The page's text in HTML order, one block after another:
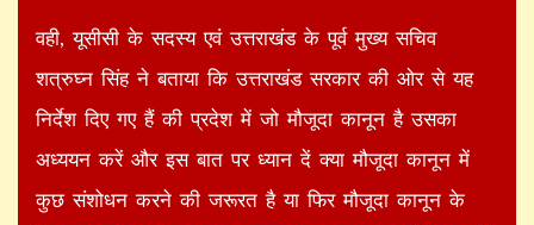
वही, यूसीसी के सदस्य एवं उत्तराखंड के पूर्व मुख्य सचिव
शत्रुघ्न सिंह ने बताया कि उत्तराखंड सरकार की ओर से यह
निर्देश दिए गए हैं की प्रदेश में जो मौजूदा कानून है उसका
अध्ययन करें और इस बात पर ध्यान दें क्या मौजूदा कानून में
कुछ संशोधन करने की जरूरत है या फिर मौजूदा कानून के